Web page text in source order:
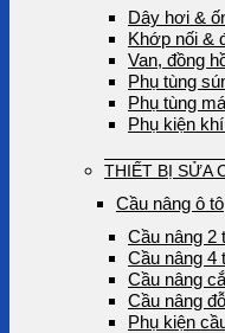
Dây hơi &
Khớp nối &
Van, đồng
Phụ tùng
Phụ tùng
Phụ kiện
THIẾT BỊ SỬA
Cầu nâng ô tô
Cầu nâng 2
Cầu nâng 4
Cầu nâng
Cầu nâng
Phụ kiện